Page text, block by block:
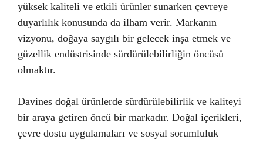
yüksek kaliteli ve etkili ürünler sunarken çevreye
duyarlılık konusunda da ilham verir. Markanın
vizyonu, doğaya saygılı bir gelecek inşa etmek ve
güzellik endüstrisinde sürdürülebilirliğin öncüsü
olmaktır.
Davines doğal ürünlerde sürdürülebilirlik ve kaliteyi
bir araya getiren öncü bir markadır. Doğal içerikleri,
çevre dostu uygulamaları ve sosyal sorumluluk